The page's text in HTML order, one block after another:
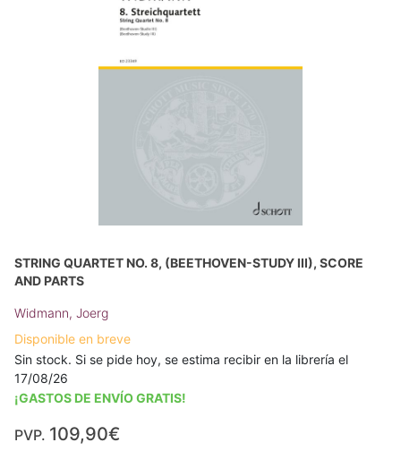
STRING QUARTET NO. 8, (BEETHOVEN-STUDY III), SCORE
AND PARTS
Widmann, Joerg
Disponible en breve
Sin stock. Si se pide hoy, se estima recibir en la librería el
17/08/26
¡GASTOS DE ENVÍO GRATIS!
PVP. 109,90€